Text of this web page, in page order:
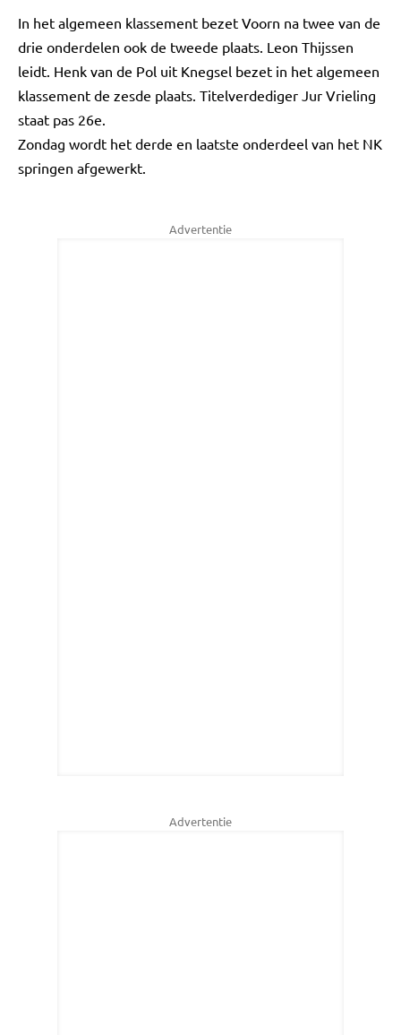
In het algemeen klassement bezet Voorn na twee van de
drie onderdelen ook de tweede plaats. Leon Thijssen
leidt. Henk van de Pol uit Knegsel bezet in het algemeen
klassement de zesde plaats. Titelverdediger Jur Vrieling
staat pas 26e.
Zondag wordt het derde en laatste onderdeel van het NK
springen afgewerkt.
Advertentie
Advertentie